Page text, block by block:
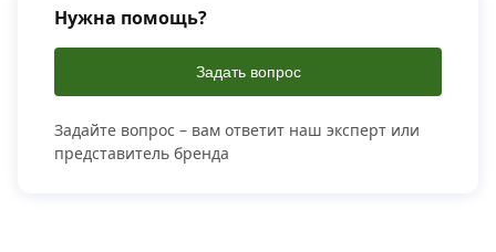
Нужна помощь?
Задать вопрос
Задайте вопрос – вам ответит наш эксперт или
представитель бренда